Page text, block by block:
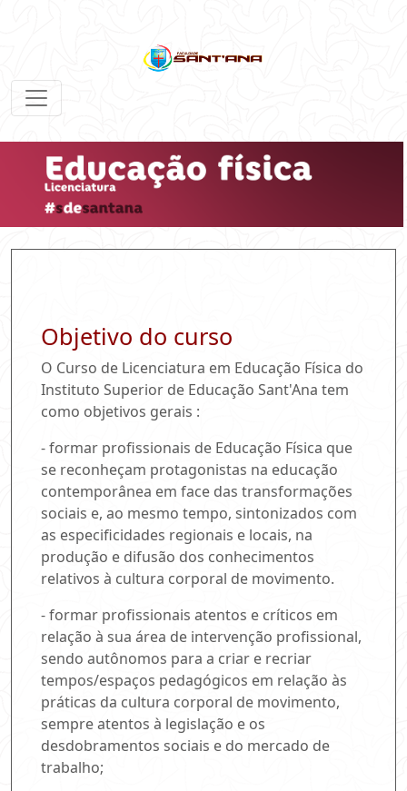
Objetivo do curso
O Curso de Licenciatura em Educação Física do
Instituto Superior de Educação Sant'Ana tem
como objetivos gerais :
- formar profissionais de Educação Física que
se reconheçam protagonistas na educação
contemporânea em face das transformações
sociais e, ao mesmo tempo, sintonizados com
as especificidades regionais e locais, na
produção e difusão dos conhecimentos
relativos à cultura corporal de movimento.
- formar profissionais atentos e críticos em
relação à sua área de intervenção profissional,
sendo autônomos para a criar e recriar
tempos/espaços pedagógicos em relação às
práticas da cultura corporal de movimento,
sempre atentos à legislação e os
desdobramentos sociais e do mercado de
trabalho;